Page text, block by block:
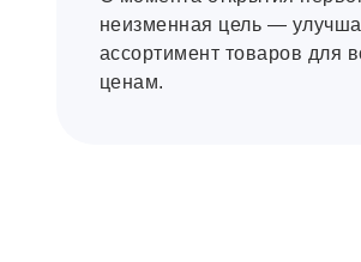
неизменная цель —
ассортимент товаров для
ценам.